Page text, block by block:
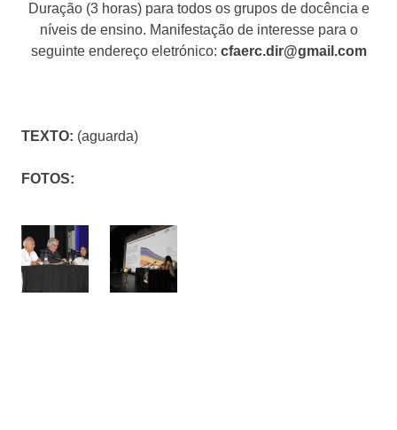
Duração (3 horas) para todos os grupos de docência e
níveis de ensino. Manifestação de interesse para o
seguinte endereço eletrónico: cfaerc.dir@gmail.com
TEXTO: (aguarda)
FOTOS: